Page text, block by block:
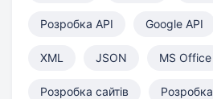
Розробка API Google API
XML JSON MS Office
Розробка сайтів